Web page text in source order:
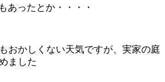
あったとか・・・・
おかしくない天気ですが、実家の庭
ました